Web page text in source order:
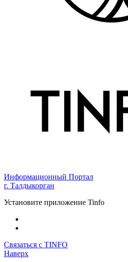
Информационный Портал
г. Талдыкорган
Установите приложение Tinfo
Связаться с TINFO
Наверх